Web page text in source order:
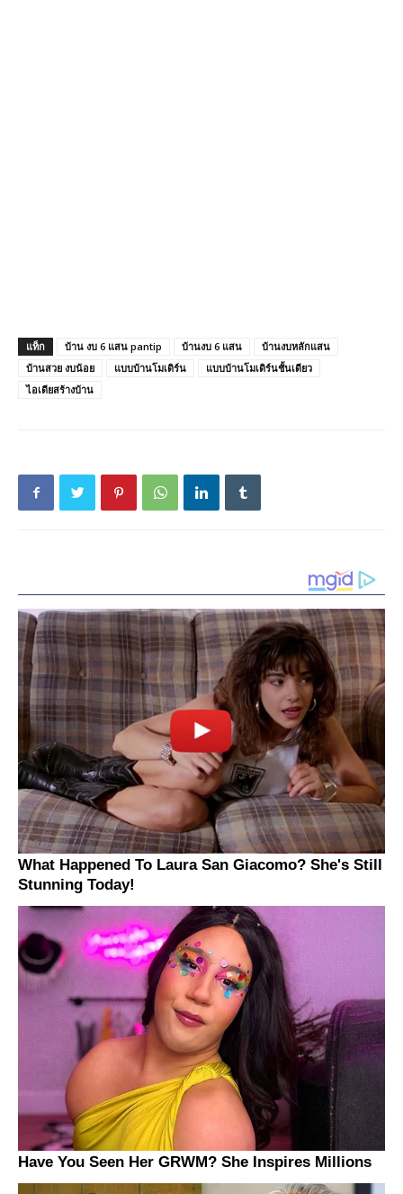
แท็ก บ้าน งบ 6 แสน pantip บ้านงบ 6 แสน
บ้านงบหลักแสน
บ้านสวย งบน้อย
แบบบ้านโมเดิร์น
แบบบ้านโมเดิร์นชั้นเดียว
ไอเดียสร้างบ้าน